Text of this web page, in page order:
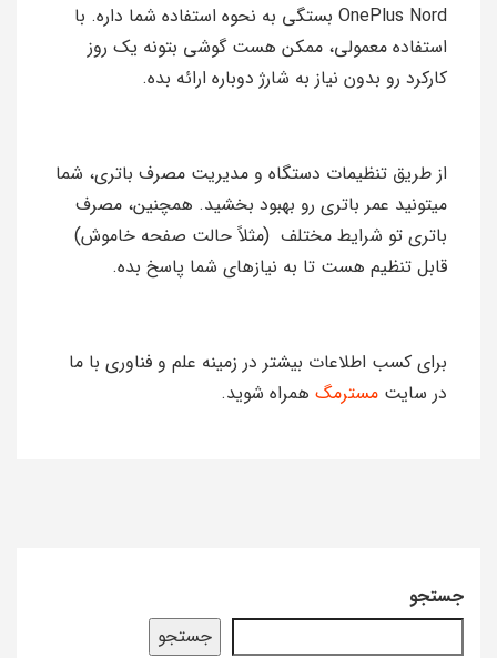
OnePlus Nord بستگی به نحوه استفاده شما داره. با
استفاده معمولی، ممکن هست گوشی بتونه یک روز
کارکرد رو بدون نیاز به شارژ دوباره ارائه بده.
از طریق تنظیمات دستگاه و مدیریت مصرف باتری، شما
میتونید عمر باتری رو بهبود بخشید. همچنین، مصرف
باتری تو شرایط مختلف (مثلاً حالت صفحه خاموش)
قابل تنظیم هست تا به نیازهای شما پاسخ بده.
برای کسب اطلاعات بیشتر در زمینه علم و فناوری با ما
در سایت مسترمگ همراه شوید.
جستجو
جستجو